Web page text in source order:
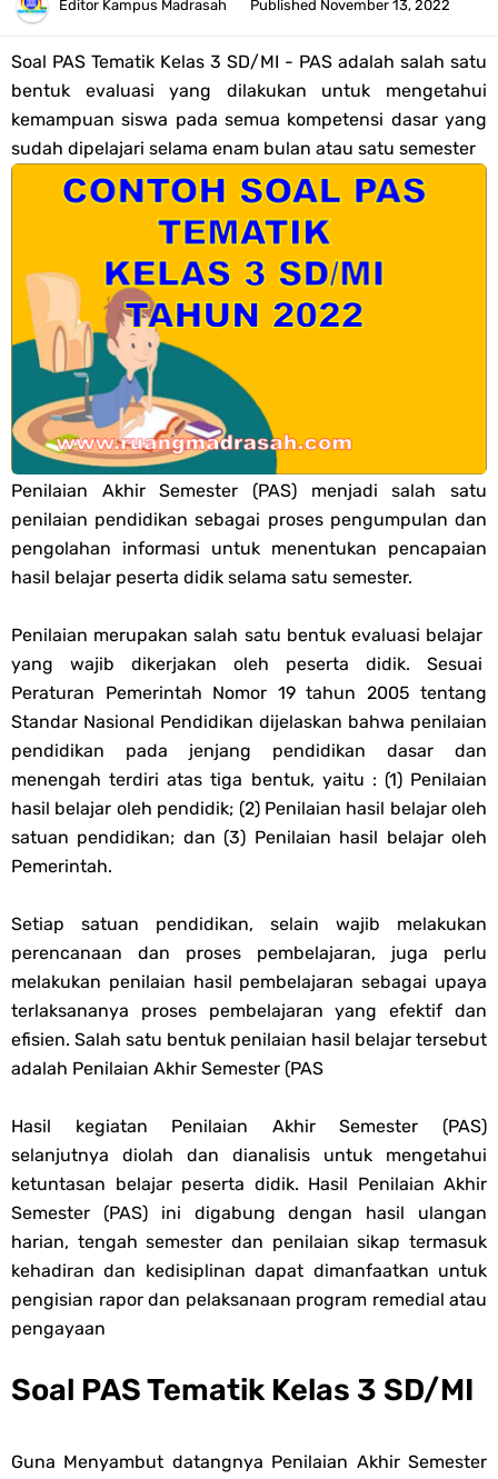
Tahun 2026
Bank Soal PAT Semester 2 Kelas 4 SD/MI Tahun 2026
Pendaftaran Akun Google Workspace bagi GTK Madrasah
Panduan GOOGLE WORKSPACE (GWS) Untuk Guru Madrasah
Bank Soal ASAT/PAT Kelas 5 SD/MI Kurikulum Merdeka Tahun 2026
Bank Soal PAT Kelas 6 SD/MI Semester 2 Kurikulum Merdeka Tahun
2026
Kisi-kisi Soal US/UM Jenjang SD/MI Tahun 2026 Lengkap
POS UM Jenjang MI, MTs Dan MA Tahun 2026
Jawaban Tugas Mandiri Dan Tugas Refleksi Modul Pedagogik SKI
PPG 2025
Jawaban Tugas Mandiri Dan Tugas Refleksi Modul Pedagogik Fiqih
PPG 2025
Jawaban Tugas Mandiri Dan Tugas Refleksi Modul Pedagogik Akidah
Akhlak PPG 2025
Jawaban Tugas Mandiri Dan Tugas Refleksi Modul Pedagogik Al-
Soal OMI Ekonomi Terintegrasi Jenjang MA
Soal OMI KIMIA Terintegrasi Jenjang MA
Unduh Buku Teks Utama (BTU) Mapel Akidah Akhlak Jenang MI, MTs
Dan MA Tahun 2026
Friday, 7 August
Editor Kampus Madrasah Published November 13, 2022
Soal PAS Tematik Kelas 3 SD/MI - PAS adalah salah satu
bentuk evaluasi yang dilakukan untuk mengetahui
kemampuan siswa pada semua kompetensi dasar yang
sudah dipelajari selama enam bulan atau satu semester
Penilaian Akhir Semester (PAS) menjadi salah satu
penilaian pendidikan sebagai proses pengumpulan dan
pengolahan informasi untuk menentukan pencapaian
hasil belajar peserta didik selama satu semester.
Penilaian merupakan salah satu bentuk evaluasi belajar
yang wajib dikerjakan oleh peserta didik. Sesuai
Peraturan Pemerintah Nomor 19 tahun 2005 tentang
Standar Nasional Pendidikan dijelaskan bahwa penilaian
pendidikan pada jenjang pendidikan dasar dan
menengah terdiri atas tiga bentuk, yaitu : (1) Penilaian
hasil belajar oleh pendidik; (2) Penilaian hasil belajar oleh
satuan pendidikan; dan (3) Penilaian hasil belajar oleh
Pemerintah.
Setiap satuan pendidikan, selain wajib melakukan
perencanaan dan proses pembelajaran, juga perlu
melakukan penilaian hasil pembelajaran sebagai upaya
terlaksananya proses pembelajaran yang efektif dan
efisien. Salah satu bentuk penilaian hasil belajar tersebut
adalah Penilaian Akhir Semester (PAS
Hasil kegiatan Penilaian Akhir Semester (PAS)
selanjutnya diolah dan dianalisis untuk menge­tahui
ketuntasan belajar peserta didik. Hasil Penilaian Akhir
Semester (PAS) ini digabung dengan hasil ulangan
harian, tengah semester dan penilaian sikap termasuk
kehadiran dan kedisiplinan dapat dimanfaatkan untuk
pengisian rapor dan pelaksanaan program remedial atau
pengayaan
Soal PAS Tematik Kelas 3 SD/MI
Guna Menyambut datangnya Penilaian Akhir Semester